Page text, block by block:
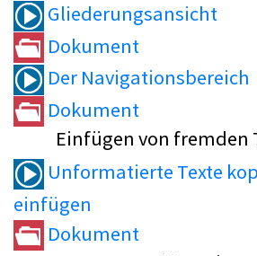
Gliederungsansicht
Dokument
Der Navigationsbereich
Dokument
Einfügen von fremden
Unformatierte Texte
einfügen
Dokument